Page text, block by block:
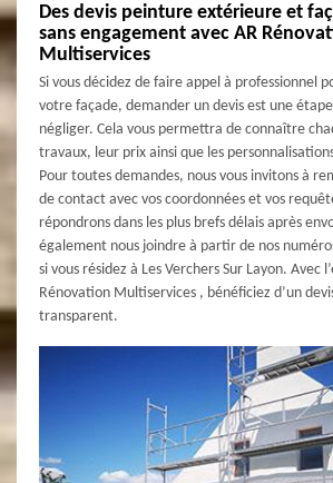
Des devis peinture extérieure et
sans engagement avec AR
Multiservices
Si vous décidez de faire appel à professionnel
votre façade, demander un devis est une
négliger. Cela vous permettra de connaître
travaux, leur prix ainsi que les
Pour toutes demandes, nous vous invitons à
de contact avec vos coordonnées et vos
répondrons dans les plus brefs délais après
également nous joindre à partir de nos
si vous résidez à Les Verchers Sur Layon. Avec
Rénovation Multiservices , bénéficiez d’un
transparent.